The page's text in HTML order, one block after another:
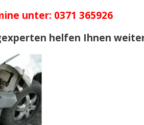
unter: 0371 365926
helfen Ihnen